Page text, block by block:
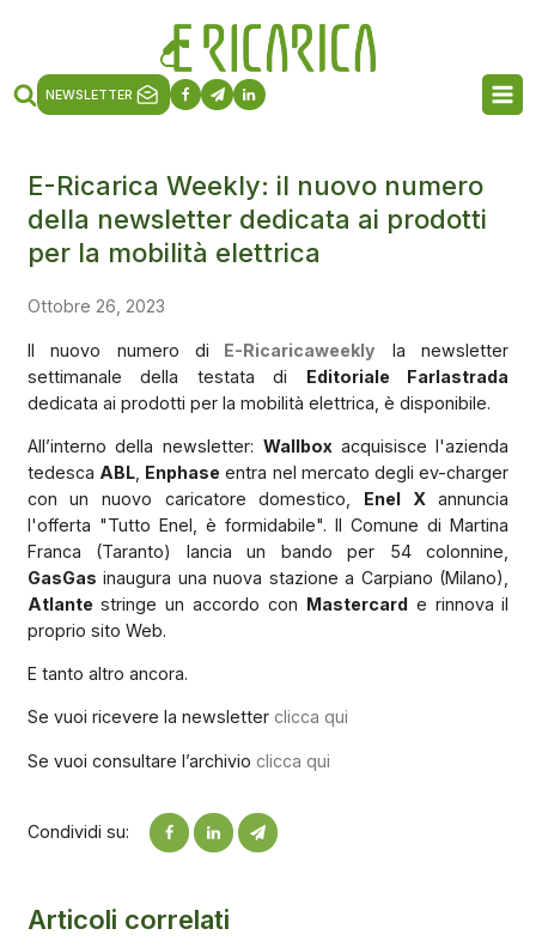
NEWSLETTER
E-Ricarica Weekly: il nuovo numero
della newsletter dedicata ai prodotti
per la mobilità elettrica
Ottobre 26, 2023
Il nuovo numero di E-Ricaricaweekly la newsletter
settimanale della testata di Editoriale Farlastrada
dedicata ai prodotti per la mobilità elettrica, è disponibile.
All’interno della newsletter: Wallbox acquisisce l'azienda
tedesca ABL, Enphase entra nel mercato degli ev-charger
con un nuovo caricatore domestico, Enel Xannuncia
l'offerta "Tutto Enel, è formidabile". Il Comune di Martina
Franca (Taranto) lancia un bando per 54 colonnine,
GasGas inaugura una nuova stazione a Carpiano (Milano),
Atlante stringe un accordo con Mastercarde rinnova il
proprio sito Web.
E tanto altro ancora.
Se vuoi ricevere la newsletter clicca qui
Se vuoi consultare l’archivio clicca qui
Condividi su:
Articoli correlati